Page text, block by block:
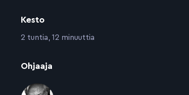
Kesto
:2 tuntia, 12 minuuttia
Ohjaaja